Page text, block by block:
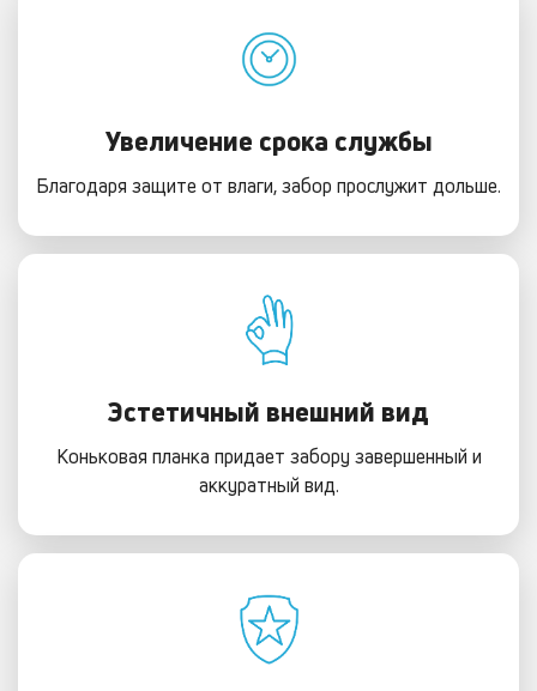
Увеличение срока службы
Благодаря защите от влаги, забор прослужит дольше.
Эстетичный внешний вид
Коньковая планка придает забору завершенный и
аккуратный вид.